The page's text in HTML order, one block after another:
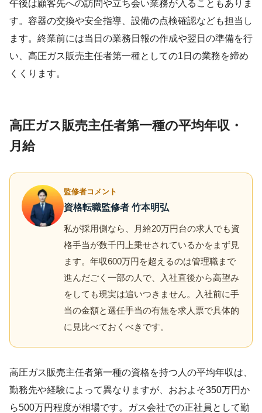
午後は顧客先への訪問や立ち会い業務が入ることもありま
す。容器の交換や安全指導、設備の点検確認なども担当し
ます。終業前には当日の業務日報の作成や翌日の準備を行
い、高圧ガス販売主任者第一種としての1日の業務を締め
くくります。
高圧ガス販売主任者第一種の平均年収・
月給
監修者コメント
資格転職監修者 竹本明弘
私が採用側なら、月給20万円台の求人でも資
格手当が数千円上乗せされているかをまず見
ます。年収600万円を超えるのは管理職まで
進んだごく一部の人で、入社直後から高望み
をしても現実は追いつきません。入社前に手
当の金額と選任手当の有無を求人票で具体的
に見比べておくべきです。
高圧ガス販売主任者第一種の資格を持つ人の平均年収は、
勤務先や経験によって異なりますが、おおよそ350万円か
ら500万円程度が相場です。ガス会社での正社員として勤